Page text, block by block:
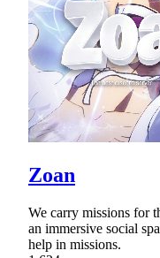
Zoan
We carry missions for
an immersive social
help in missions.